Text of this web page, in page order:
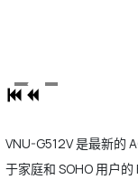
VNU-G512V 是最新的
于家庭和 SOHO 用户